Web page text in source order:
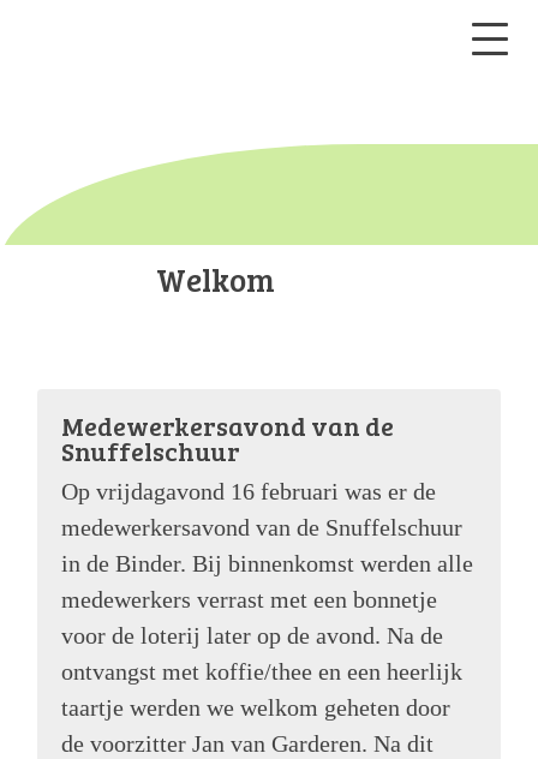
Welkom
Medewerkersavond van de
Snuffelschuur
Op vrijdagavond 16 februari was er de
medewerkersavond van de Snuffelschuur
in de Binder. Bij binnenkomst werden alle
medewerkers verrast met een bonnetje
voor de loterij later op de avond. Na de
ontvangst met koffie/thee en een heerlijk
taartje werden we welkom geheten door
de voorzitter Jan van Garderen. Na dit